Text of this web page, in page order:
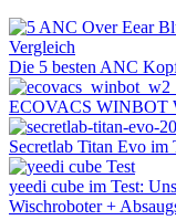
Die 5 besten ANC
ECOVACS WINBOT
Secretlab Titan Evo im
yeedi cube im Test:
Wischroboter +